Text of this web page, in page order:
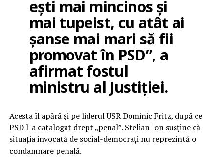
ești mai mincinos și
mai tupeist, cu atât ai
șanse mai mari să fii
promovat în PSD”, a
afirmat fostul
ministru al Justiției.
Acesta îl apără și pe liderul USR Dominic Fritz, după ce
PSD l-a catalogat drept „penal”. Stelian Ion susține că
situația invocată de social-democrați nu reprezintă o
condamnare penală.